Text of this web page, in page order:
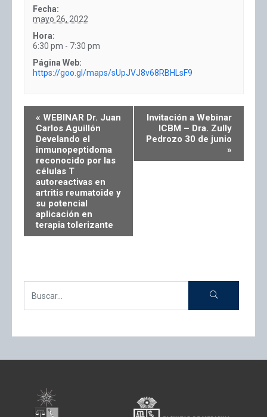
Fecha:
mayo 26, 2022
Hora:
6:30 pm - 7:30 pm
Página Web:
https://goo.gl/maps/sUpJVJ8v68RBHLsF9
« WEBINAR Dr. Juan
Carlos Aguillón
Develando el
inmunopeptidoma
reconocido por las
células T
autoreactivas en
artritis reumatoide y
su potencial
aplicación en
terapia tolerizante
Invitación a Webinar
ICBM – Dra. Zully
Pedrozo 30 de junio
»